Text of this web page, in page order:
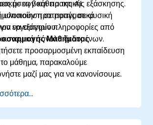
με τη βοήθεια της AI.
προτροπές σε φυσική
να εξάγουν πληροφορίες από
σύνολα δεδομένων.
και πρακτικής εξάσκησης.
υλοποίηση σε πραγματικό
εργαστηρίου.
Μαθήματος
προσαρμοσμένη εκπαίδευση
το μάθημα, παρακαλούμε
μαζί μας για να κανονίσουμε.